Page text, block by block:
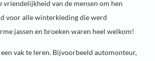
vriendelijkheid van de mensen om hen
voor alle winterkleding die werd
jassen en broeken waren heel welkom!
vak te leren. Bijvoorbeeld automonteur,